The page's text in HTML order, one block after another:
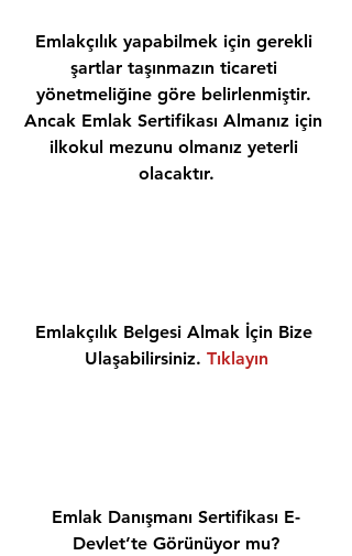
Emlakçılık yapabilmek için gerekli
şartlar taşınmazın ticareti
yönetmeliğine göre belirlenmiştir.
Ancak Emlak Sertifikası Almanız için
ilkokul mezunu olmanız yeterli
olacaktır.
Emlakçılık Belgesi Almak İçin Bize
Ulaşabilirsiniz. Tıklayın
Emlak Danışmanı Sertifikası E-
Devlet’te Görünüyor mu?